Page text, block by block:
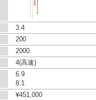
3.4
200
2000
4(高速)
6.9
8.1
¥451,000